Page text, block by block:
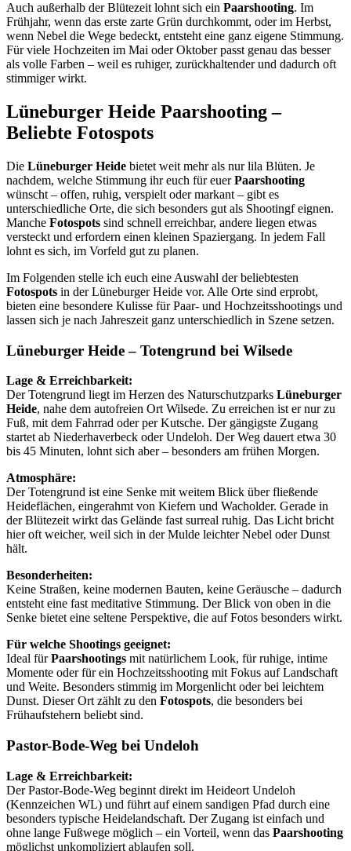
Auch außerhalb der Blütezeit lohnt sich ein Paarshooting. Im
Frühjahr, wenn das erste zarte Grün durchkommt, oder im Herbst,
wenn Nebel die Wege bedeckt, entsteht eine ganz eigene Stimmung.
Für viele Hochzeiten im Mai oder Oktober passt genau das besser
als volle Farben – weil es ruhiger, zurückhaltender und dadurch oft
stimmiger wirkt.
Lüneburger Heide Paarshooting –
Beliebte Fotospots
Die Lüneburger Heide bietet weit mehr als nur lila Blüten. Je
nachdem, welche Stimmung ihr euch für euerPaarshooting
wünscht – offen, ruhig, verspielt oder markant – gibt es
unterschiedliche Orte, die sich besonders gut als Shootingf eignen.
Manche Fotospots sind schnell erreichbar, andere liegen etwas
versteckt und erfordern einen kleinen Spaziergang. In jedem Fall
lohnt es sich, im Vorfeld gut zu planen.
Im Folgenden stelle ich euch eine Auswahl der beliebtesten
Fotospots in der Lüneburger Heide vor. Alle Orte sind erprobt,
bieten eine besondere Kulisse für Paar- und Hochzeitsshootings und
lassen sich je nach Jahreszeit ganz unterschiedlich in Szene setzen.
Lüneburger Heide – Totengrund bei Wilsede
Lage & Erreichbarkeit:
Der Totengrund liegt im Herzen des Naturschutzparks Lüneburger
Heide, nahe dem autofreien Ort Wilsede. Zu erreichen ist er nur zu
Fuß, mit dem Fahrrad oder per Kutsche. Der gängigste Zugang
startet ab Niederhaverbeck oder Undeloh. Der Weg dauert etwa 30
bis 45 Minuten, lohnt sich aber – besonders am frühen Morgen.
Atmosphäre:
Der Totengrund ist eine Senke mit weitem Blick über fließende
Heideflächen, eingerahmt von Kiefern und Wacholder. Gerade in
der Blütezeit wirkt das Gelände fast surreal ruhig. Das Licht bricht
hier oft weicher, weil sich in der Mulde leichter Nebel oder Dunst
hält.
Besonderheiten:
Keine Straßen, keine modernen Bauten, keine Geräusche – dadurch
entsteht eine fast meditative Stimmung. Der Blick von oben in die
Senke bietet eine seltene Perspektive, die auf Fotos besonders wirkt.
Für welche Shootings geeignet:
Ideal fürPaarshootings mit natürlichem Look, für ruhige, intime
Momente oder für ein Hochzeitsshooting mit Fokus auf Landschaft
und Weite. Besonders stimmig im Morgenlicht oder bei leichtem
Dunst. Dieser Ort zählt zu den Fotospots, die besonders bei
Frühaufstehern beliebt sind.
Pastor-Bode-Weg bei Undeloh
Lage & Erreichbarkeit:
Der Pastor-Bode-Weg beginnt direkt im Heideort Undeloh
(Kennzeichen WL) und führt auf einem sandigen Pfad durch eine
besonders typische Heidelandschaft. Der Zugang ist einfach und
ohne lange Fußwege möglich – ein Vorteil, wenn das Paarshooting
möglichst unkompliziert ablaufen soll.